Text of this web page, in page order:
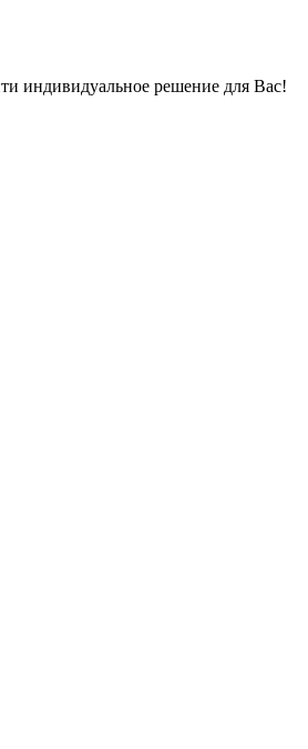
индивидуальное решение для Вас!